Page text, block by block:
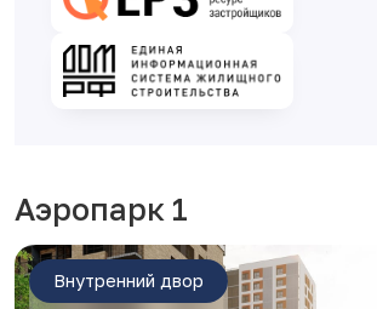
Аэропарк 1
Внутренний двор